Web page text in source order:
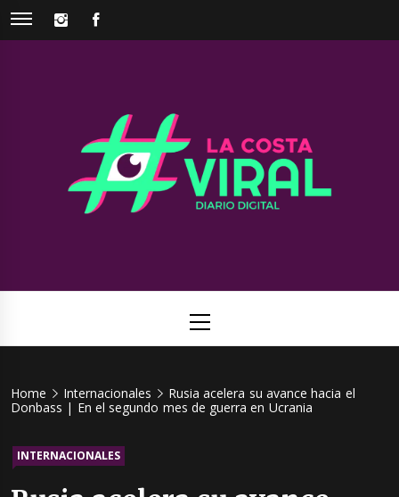
Skip
INSTAGRAM
Viral
Menu
Home Internacionales
Rusia acelera su avance hacia el
Donbass | En el segundo mes de guerra en Ucrania
INTERNACIONALES